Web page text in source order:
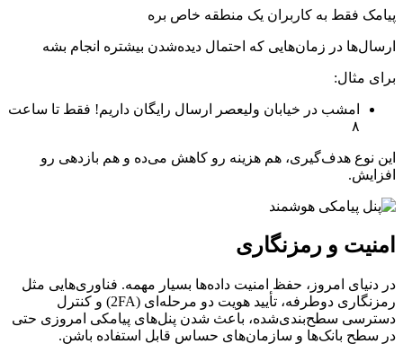
پیامک فقط به کاربران یک منطقه خاص بره
ارسال‌ها در زمان‌هایی که احتمال دیده‌شدن بیشتره انجام بشه
برای مثال:
امشب در خیابان ولیعصر ارسال رایگان داریم! فقط تا ساعت
۸
این نوع هدف‌گیری، هم هزینه رو کاهش می‌ده و هم بازدهی رو
افزایش.
امنیت و رمزنگاری
در دنیای امروز، حفظ امنیت داده‌ها بسیار مهمه. فناوری‌هایی مثل
رمزنگاری دوطرفه، تأیید هویت دو مرحله‌ای (2FA) و کنترل
دسترسی سطح‌بندی‌شده، باعث شدن پنل‌های پیامکی امروزی حتی
در سطح بانک‌ها و سازمان‌های حساس قابل استفاده باشن.